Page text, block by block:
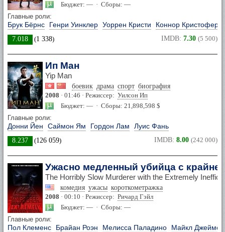
Бюджет: — · Сборы: —
Главные роли:
Брук Бёрнс Генри Уинклер Уоррен Кристи Коннор Кристофер
7.018 (1 338) IMDB: 7.30 (5 500)
Ип Ман
Yip Man
боевик драма спорт биография
2008 · 01:46 · Режиссер: Уилсон Ип
Бюджет: — · Сборы: 21,898,598 $
Главные роли:
Донни Йен Саймон Ям Гордон Лам Луис Фань
8.237 (126 059) IMDB: 8.00 (242 000)
Ужасно медленный убийца с
The Horribly Slow Murderer with the Extremely
комедия ужасы короткометражка
2008 · 00:10 · Режиссер: Ричард Гэйл
Бюджет: — · Сборы: —
Главные роли:
Пол Клеменс Брайан Роэн Мелисса Паладино Майкл Джеймс